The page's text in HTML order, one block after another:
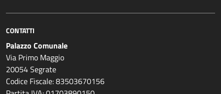
CONTATTI
Palazzo Comunale
Via Primo Maggio
20054 Segrate
Codice Fiscale: 83503670156